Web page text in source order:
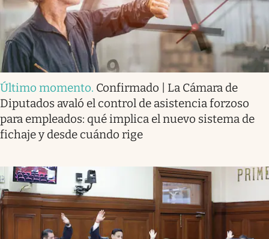
Último momento. Confirmado | La Cámara de
Diputados avaló el control de asistencia forzoso
para empleados: qué implica el nuevo sistema de
fichaje y desde cuándo rige